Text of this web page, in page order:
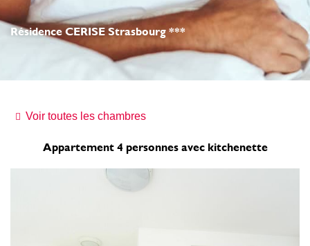
Résidence CERISE Strasbourg ***
Voir toutes les chambres
Appartement 4 personnes avec kitchenette